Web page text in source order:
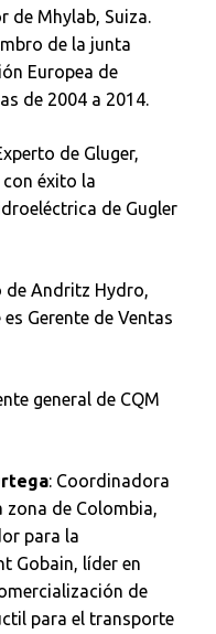
de Mhylab, Suiza.
de la junta
Europea de
de 2004 a 2014.
de Gluger,
éxito la
de Gugler
de Andritz Hydro,
Gerente de Ventas
general de CQM
: Coordinadora
zona de Colombia,
para la
Gobain, líder en
de
para el transporte